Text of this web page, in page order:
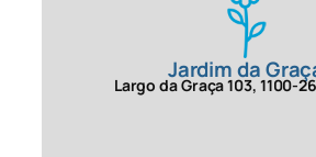
Jardim da
Largo da Graça 103, 1100-